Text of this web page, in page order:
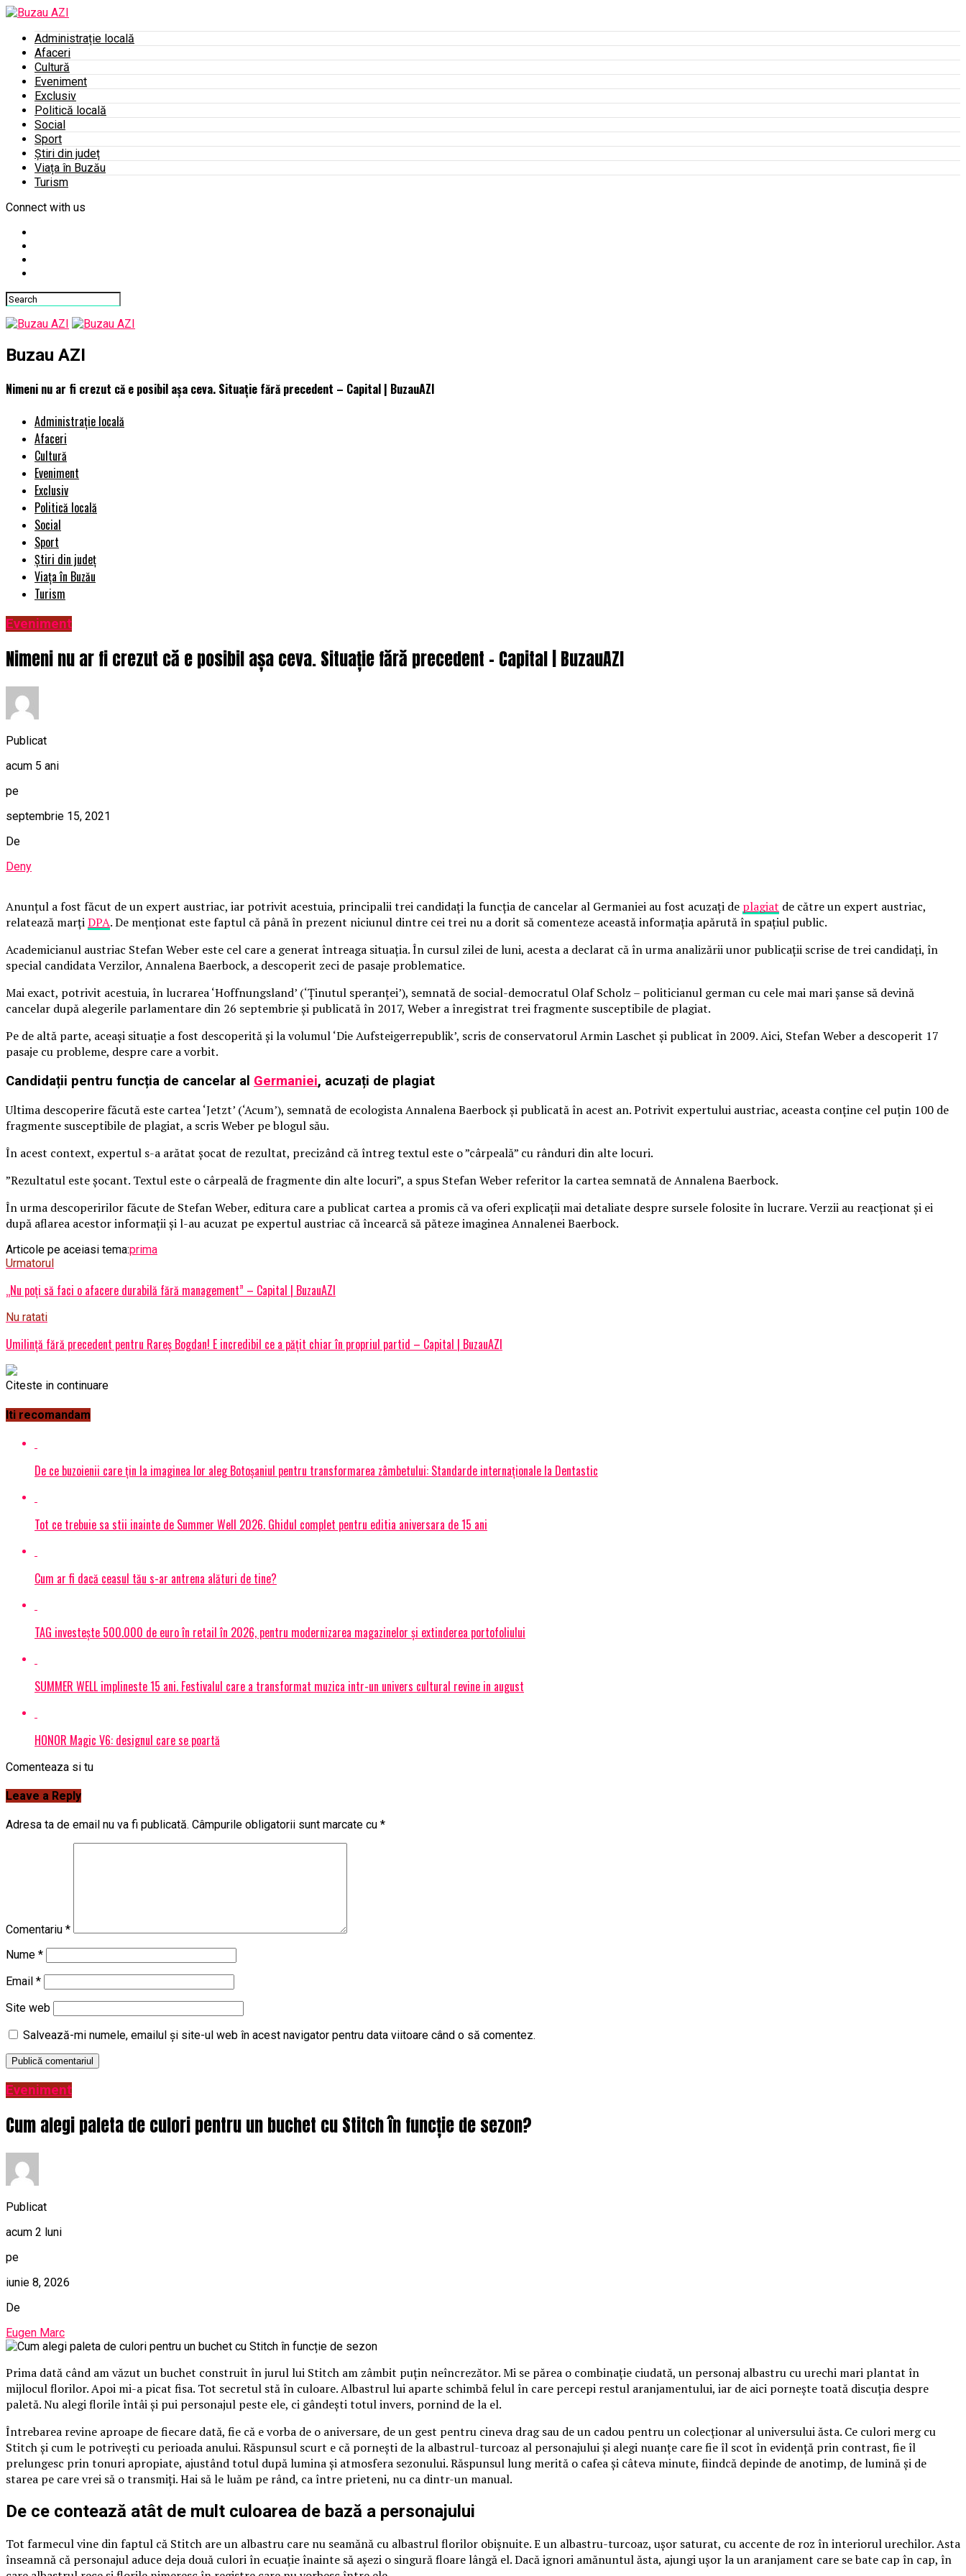
Administrație locală
Afaceri
Cultură
Eveniment
Exclusiv
Politică locală
Social
Sport
Știri din județ
Viața în Buzău
Turism
Connect with us
Buzau AZI
Nimeni nu ar fi crezut că e posibil așa ceva. Situație fără precedent – Capital | BuzauAZI
Administrație locală
Afaceri
Cultură
Eveniment
Exclusiv
Politică locală
Social
Sport
Știri din județ
Viața în Buzău
Turism
Eveniment
Nimeni nu ar fi crezut că e posibil așa ceva. Situație fără precedent – Capital | BuzauAZI
Publicat
acum 5 ani
pe
septembrie 15, 2021
De
Deny
Anunțul a fost făcut de un expert austriac, iar potrivit acestuia, principalii trei candidaţi la funcţia de cancelar al Germaniei au fost acuzaţi de plagiat de către un expert austriac,
relatează marţiDPA. De menționat este faptul că până în prezent niciunul dintre cei trei nu a dorit să comenteze această informația apărută în spațiul public.
Academicianul austriac Stefan Weber este cel care a generat întreaga situația. În cursul zilei de luni, acesta a declarat că în urma analizării unor publicaţii scrise de trei candidaţi, în
special candidata Verzilor, Annalena Baerbock, a descoperit zeci de pasaje problematice.
Mai exact, potrivit acestuia, în lucrarea ‘Hoffnungsland’ (‘Ţinutul speranţei’), semnată de social-democratul Olaf Scholz – politicianul german cu cele mai mari şanse să devină
cancelar după alegerile parlamentare din 26 septembrie şi publicată în 2017, Weber a înregistrat trei fragmente susceptibile de plagiat.
Pe de altă parte, aceași situație a fost descoperită și la volumul ‘Die Aufsteigerrepublik’, scris de conservatorul Armin Laschet şi publicat în 2009. Aici, Stefan Weber a descoperit 17
pasaje cu probleme, despre care a vorbit.
Candidații pentru funcția de cancelar al Germaniei, acuzați de plagiat
Ultima descoperire făcută este cartea ‘Jetzt’ (‘Acum’), semnată de ecologista Annalena Baerbock şi publicată în acest an. Potrivit expertului austriac, aceasta conţine cel puţin 100 de
fragmente susceptibile de plagiat, a scris Weber pe blogul său.
În acest context, expertul s-a arătat șocat de rezultat, precizând că întreg textul este o ”cârpeală” cu rânduri din alte locuri.
”Rezultatul este şocant. Textul este o cârpeală de fragmente din alte locuri”, a spus Stefan Weber referitor la cartea semnată de Annalena Baerbock.
În urma descoperirilor făcute de Stefan Weber, editura care a publicat cartea a promis că va oferi explicaţii mai detaliate despre sursele folosite în lucrare. Verzii au reacționat și ei
după aflarea acestor informații și l-au acuzat pe expertul austriac că încearcă să păteze imaginea Annalenei Baerbock.
Articole pe aceiasi tema:prima
Urmatorul
„Nu poți să faci o afacere durabilă fără management” – Capital | BuzauAZI
Nu ratati
Umilinţă fără precedent pentru Rareş Bogdan! E incredibil ce a păţit chiar în propriul partid – Capital | BuzauAZI
Citeste in continuare
Iti recomandam
De ce buzoienii care țin la imaginea lor aleg Botoșaniul pentru transformarea zâmbetului: Standarde internaționale la Dentastic
Tot ce trebuie sa stii inainte de Summer Well 2026. Ghidul complet pentru editia aniversara de 15 ani
Cum ar fi dacă ceasul tău s-ar antrena alături de tine?
TAG investește 500.000 de euro în retail în 2026, pentru modernizarea magazinelor și extinderea portofoliului
SUMMER WELL implineste 15 ani. Festivalul care a transformat muzica intr-un univers cultural revine in august
HONOR Magic V6: designul care se poartă
Comenteaza si tu
Leave a Reply
Adresa ta de email nu va fi publicată. Câmpurile obligatorii sunt marcate cu *
Comentariu *
Nume *
Email *
Site web
Salvează-mi numele, emailul și site-ul web în acest navigator pentru data viitoare când o să comentez.
Eveniment
Cum alegi paleta de culori pentru un buchet cu Stitch în funcție de sezon?
Publicat
acum 2 luni
pe
iunie 8, 2026
De
Eugen Marc
Prima dată când am văzut un buchet construit în jurul lui Stitch am zâmbit puțin neîncrezător. Mi se părea o combinație ciudată, un personaj albastru cu urechi mari plantat în
mijlocul florilor. Apoi mi-a picat fisa. Tot secretul stă în culoare. Albastrul lui aparte schimbă felul în care percepi restul aranjamentului, iar de aici pornește toată discuția despre
paletă. Nu alegi florile întâi și pui personajul peste ele, ci gândești totul invers, pornind de la el.
Întrebarea revine aproape de fiecare dată, fie că e vorba de o aniversare, de un gest pentru cineva drag sau de un cadou pentru un colecționar al universului ăsta. Ce culori merg cu
Stitch și cum le potrivești cu perioada anului. Răspunsul scurt e că pornești de la albastrul-turcoaz al personajului și alegi nuanțe care fie îl scot în evidență prin contrast, fie îl
prelungesc prin tonuri apropiate, ajustând totul după lumina și atmosfera sezonului. Răspunsul lung merită o cafea și câteva minute, fiindcă depinde de anotimp, de lumină și de
starea pe care vrei să o transmiți. Hai să le luăm pe rând, ca între prieteni, nu ca dintr-un manual.
De ce contează atât de mult culoarea de bază a personajului
Tot farmecul vine din faptul că Stitch are un albastru care nu seamănă cu albastrul florilor obișnuite. E un albastru-turcoaz, ușor saturat, cu accente de roz în interiorul urechilor. Asta
înseamnă că personajul aduce deja două culori în ecuație înainte să așezi o singură floare lângă el. Dacă ignori amănuntul ăsta, ajungi ușor la un aranjament care se bate cap în cap, în